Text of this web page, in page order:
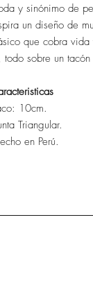
y sinónimo de
un diseño de
que cobra
todo sobre un
10cm.
Triangular.
en Perú.